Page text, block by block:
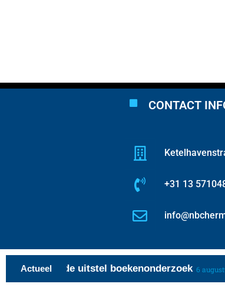
CONTACT
+31 13
Actueel
periode uitstel boekenonderzoek 6 augustus